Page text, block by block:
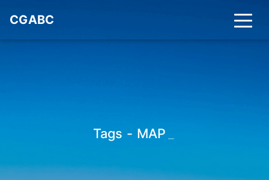
CGABC
Tags - MAP